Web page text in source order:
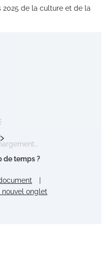
2025 de la culture et de la
de temps ?
nouvel onglet